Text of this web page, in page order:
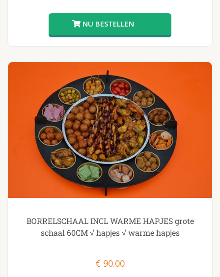
BORRELSCHAAL INCL WARME HAPJES grote
schaal 60CM √ hapjes √ warme hapjes
€ 90.00